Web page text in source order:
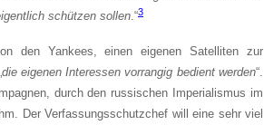
schützen sollen .“3
den Yankees, einen eigenen Satelliten zur
die eigenen Interessen vorrangig bedient werden“.
durch den russischen Imperialismus im
Der Verfassungsschutzchef will eine sehr viel